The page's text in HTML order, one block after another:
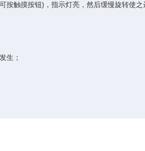
触摸按钮)，指示灯亮，然后缓慢旋转使之
生；